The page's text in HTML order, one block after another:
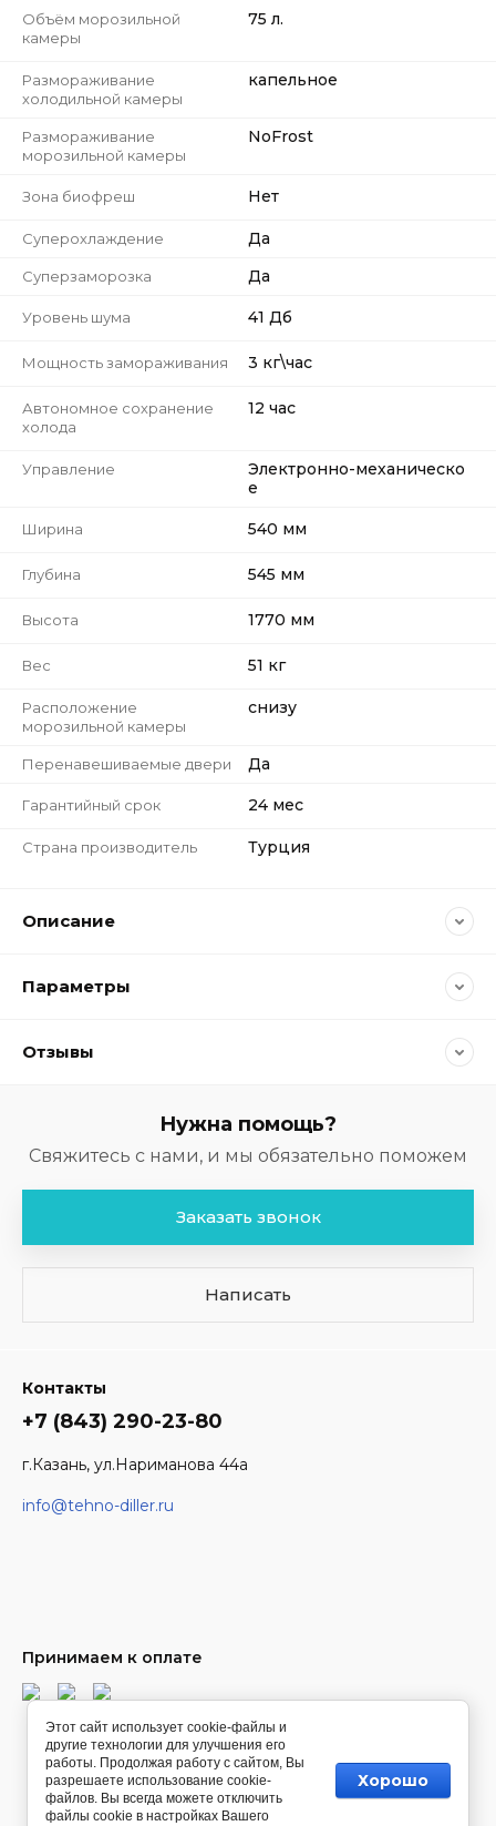
Объём морозильной
камеры
75 л.
Размораживание
холодильной камеры
капельное
Размораживание
морозильной камеры
NoFrost
Зона биофреш Нет
Суперохлаждение Да
Суперзаморозка Да
Уровень шума 41 Дб
Мощность замораживания 3 кг\час
Автономное сохранение
холода
12 час
Управление
Электронно-механическо
е
Ширина 540 мм
Глубина 545 мм
Высота 1770 мм
Вес 51 кг
Расположение
морозильной камеры
снизу
Перенавешиваемые двери Да
Гарантийный срок 24 мес
Страна производитель Турция
Описание
Параметры
Отзывы
Нужна помощь?
Свяжитесь с нами, и мы обязательно поможем
Заказать звонок
Написать
Контакты
+7 (843) 290-23-80
г.Казань, ул.Нариманова 44а
info@tehno-diller.ru
Принимаем к оплате
© [2022] [Tehno-Diller]
Этот сайт использует cookie-файлы и
другие технологии для улучшения его
работы. Продолжая работу с сайтом, Вы
разрешаете использование cookie-
файлов. Вы всегда можете отключить
файлы cookie в настройках Вашего
Хорошо